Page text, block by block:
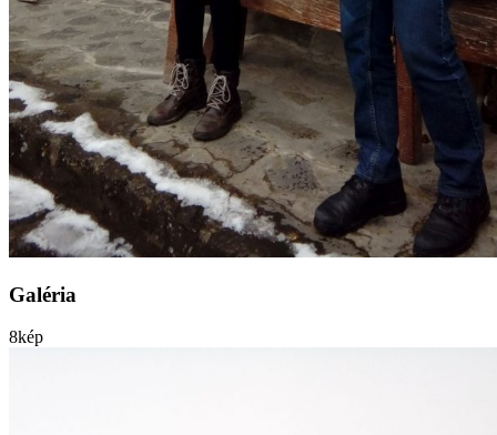
Galéria
8kép